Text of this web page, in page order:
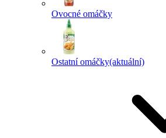
Ovocné omáčky
Ostatní omáčky(aktuální)